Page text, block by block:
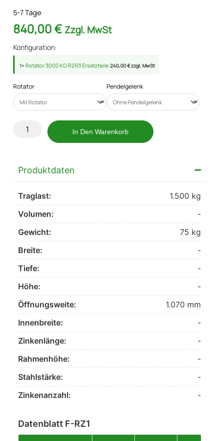
5-7 Tage
840,00€ Zzgl. MwSt
Konfiguration:
1× Rotator 3000 KG RZR3 Ersatzteile 240,00 € zzgl. MwSt
Rotator Pendelgelenk
In Den Warenkorb
Produktdaten
Traglast:
1.500 kg
Volumen:
-
Gewicht:
75 kg
Breite:
-
Tiefe:
-
Höhe:
-
Öffnungsweite:
1.070 mm
Innenbreite:
-
Zinkenlänge:
-
Rahmenhöhe:
-
Stahlstärke:
-
Zinkenanzahl:
-
Datenblatt F-RZ1